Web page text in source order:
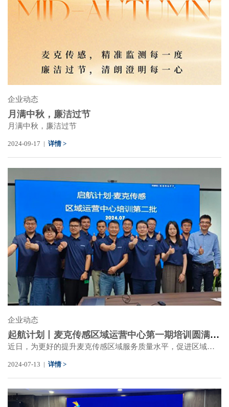
企业动态
月满中秋，廉洁过节
月满中秋，廉洁过节
2024-09-17 | 详情 >
企业动态
起航计划丨麦克传感区域运营中心第一期培训圆满成功
近日，为更好的提升麦克传感区域服务质量水平，促进区域间协同合作与资源共享，麦克传感先后组织十余家区域运营中心伙伴公司的核心人员齐聚宝鸡，进行系列产品、业务、技术等专项培训交流活动，为区域运营中心伙伴进行专项知识赋能，致力为客户提供多渠道、快响应、高质量的产品服务。
2024-07-13 | 详情 >